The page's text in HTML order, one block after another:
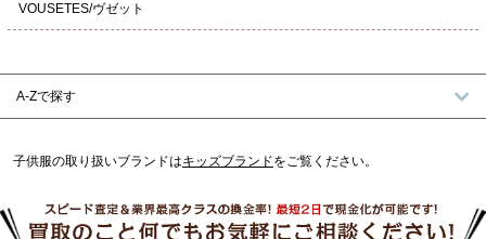
VOUSETES/ヴゼット
A-Zで探す
子供服の取り扱いブランドはキッズブランドをご覧ください。